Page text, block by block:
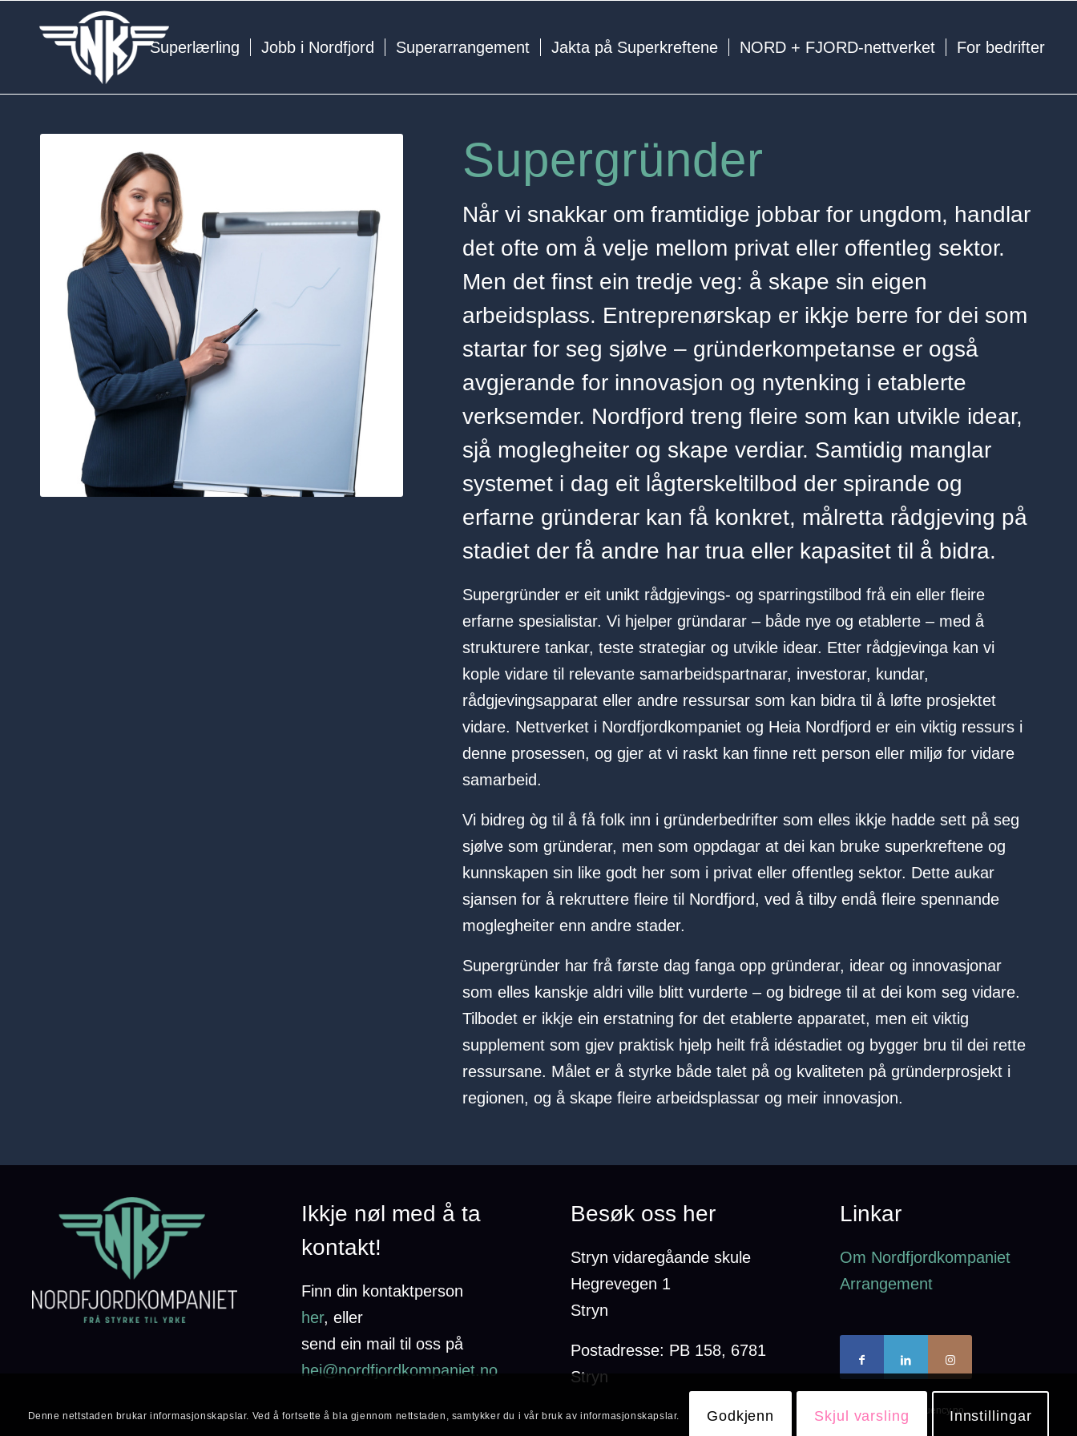
Superlærling Jobb i Nordfjord Superarrangement Jakta på Superkreftene NORD + FJORD-nettverket For bedrifter
Supergründer
Når vi snakkar om framtidige jobbar for ungdom, handlar
det ofte om å velje mellom privat eller offentleg sektor.
Men det finst ein tredje veg: å skape sin eigen
arbeidsplass. Entreprenørskap er ikkje berre for dei som
startar for seg sjølve – gründerkompetanse er også
avgjerande for innovasjon og nytenking i etablerte
verksemder. Nordfjord treng fleire som kan utvikle idear,
sjå moglegheiter og skape verdiar. Samtidig manglar
systemet i dag eit lågterskeltilbod der spirande og
erfarne gründerar kan få konkret, målretta rådgjeving på
stadiet der få andre har trua eller kapasitet til å bidra.
Supergründer er eit unikt rådgjevings- og sparringstilbod frå ein eller fleire
erfarne spesialistar. Vi hjelper gründarar – både nye og etablerte – med å
strukturere tankar, teste strategiar og utvikle idear. Etter rådgjevinga kan vi
kople vidare til relevante samarbeidspartnarar, investorar, kundar,
rådgjevingsapparat eller andre ressursar som kan bidra til å løfte prosjektet
vidare. Nettverket i Nordfjordkompaniet og Heia Nordfjord er ein viktig ressurs i
denne prosessen, og gjer at vi raskt kan finne rett person eller miljø for vidare
samarbeid.
Vi bidreg òg til å få folk inn i gründerbedrifter som elles ikkje hadde sett på seg
sjølve som gründerar, men som oppdagar at dei kan bruke superkreftene og
kunnskapen sin like godt her som i privat eller offentleg sektor. Dette aukar
sjansen for å rekruttere fleire til Nordfjord, ved å tilby endå fleire spennande
moglegheiter enn andre stader.
Supergründer har frå første dag fanga opp gründerar, idear og innovasjonar
som elles kanskje aldri ville blitt vurderte – og bidrege til at dei kom seg vidare.
Tilbodet er ikkje ein erstatning for det etablerte apparatet, men eit viktig
supplement som gjev praktisk hjelp heilt frå idéstadiet og bygger bru til dei rette
ressursane. Målet er å styrke både talet på og kvaliteten på gründerprosjekt i
regionen, og å skape fleire arbeidsplassar og meir innovasjon.
Ikkje nøl med å ta
kontakt!
Finn din kontaktperson
her, eller
send ein mail til oss på
hei@nordfjordkompaniet.no
Besøk oss her
Stryn vidaregåande skule
Hegrevegen 1
Stryn
Postadresse: PB 158, 6781
Stryn
Linkar
Om Nordfjordkompaniet
Arrangement
Webdesign av Frequency.no
Denne nettstaden brukar informasjonskapslar. Ved å fortsette å bla gjennom nettstaden, samtykker du i vår bruk av informasjonskapslar. Godkjenn Skjul varsling Innstillingar